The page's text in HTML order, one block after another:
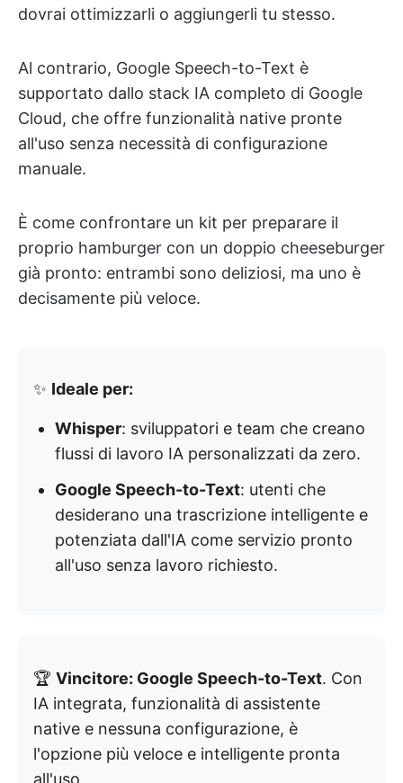
dovrai ottimizzarli o aggiungerli tu stesso.
Al contrario, Google Speech-to-Text è
supportato dallo stack IA completo di Google
Cloud, che offre funzionalità native pronte
all'uso senza necessità di configurazione
manuale.
È come confrontare un kit per preparare il
proprio hamburger con un doppio cheeseburger
già pronto: entrambi sono deliziosi, ma uno è
decisamente più veloce.
✨ Ideale per:
Whisper: sviluppatori e team che creano
flussi di lavoro IA personalizzati da zero.
Google Speech-to-Text: utenti che
desiderano una trascrizione intelligente e
potenziata dall'IA come servizio pronto
all'uso senza lavoro richiesto.
🏆 Vincitore: Google Speech-to-Text. Con
IA integrata, funzionalità di assistente
native e nessuna configurazione, è
l'opzione più veloce e intelligente pronta
all'uso.